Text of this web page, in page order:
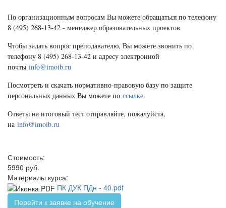
По организационным вопросам Вы можете обращаться по телефону
8 (495) 268-13-42 - менеджер образовательных проектов
Чтобы задать вопрос преподавателю, Вы можете звонить по
телефону 8 (495) 268-13-42 и адресу электронной
почты info@imoib.ru
Посмотреть и скачать нормативно-правовую базу по защите
персональных данных Вы можете по ссылке.
Ответы на итоговый тест отправляйте, пожалуйста,
на info@imoib.ru
Стоимость:
5990 руб.
Материалы курса:
ПК ДУК ПДн - 40.pdf
Перейти к заявке на обучение